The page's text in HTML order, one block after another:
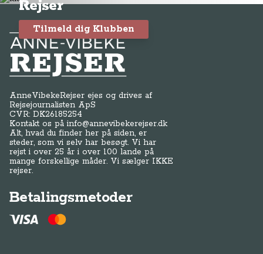
Rejser
Tilmeld dig Klubben
Anne-Vibeke Rejser
AnneVibekeRejser ejes og drives af
Rejsejournalisten ApS
CVR: DK26185254
Kontakt os påinfo@annevibekerejser.dk
Alt, hvad du finder her på siden, er
steder, som vi selv har besøgt. Vi har
rejst i over 25 år i over 100 lande på
mange forskellige måder. Vi sælger IKKE
rejser.
Betalingsmetoder